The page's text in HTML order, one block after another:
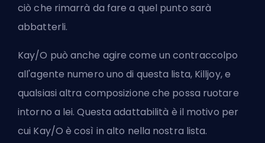
ciò che rimarrà da fare a quel punto sarà
abbatterli.
Kay/O può anche agire come un contraccolpo
all'agente numero uno di questa lista, Killjoy, e
qualsiasi altra composizione che possa ruotare
intorno a lei. Questa adattabilità è il motivo per
cui Kay/O è così in alto nella nostra lista.